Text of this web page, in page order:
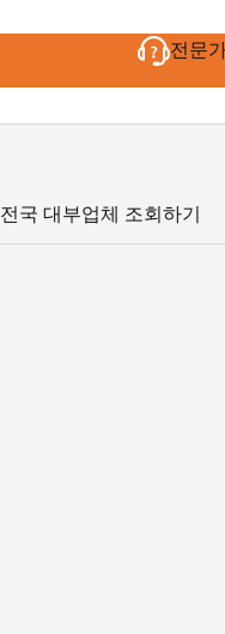
전문
전국 대부업체 조회하기